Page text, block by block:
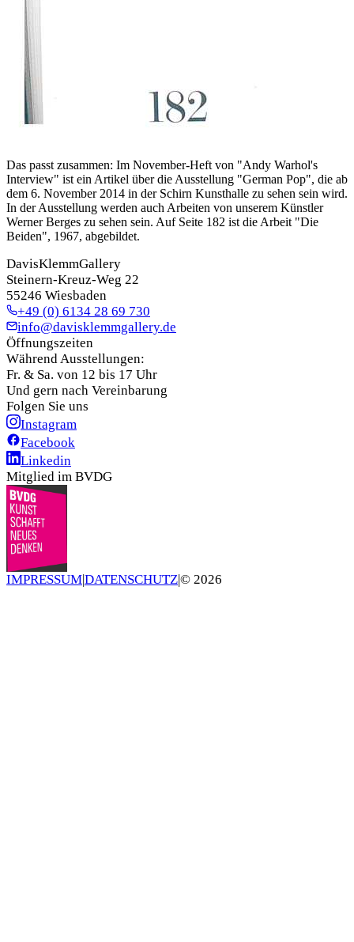
Das passt zusammen: Im November-Heft von "Andy Warhol's
Interview" ist ein Artikel über die Ausstellung "German Pop", die ab
dem 6. November 2014 in der Schirn Kunsthalle zu sehen sein wird.
In der Ausstellung werden auch Arbeiten von unserem Künstler
Werner Berges zu sehen sein. Auf Seite 182 ist die Arbeit "Die
Beiden", 1967, abgebildet.
DavisKlemmGallery
Steinern-Kreuz-Weg 22
55246 Wiesbaden
+49 (0) 6134 28 69 730
info@davisklemmgallery.de
Öffnungszeiten
Während Ausstellungen:
Fr. & Sa. von 12 bis 17 Uhr
Und gern nach Vereinbarung
Folgen Sie uns
Instagram
Facebook
Linkedin
Mitglied im BVDG
IMPRESSUM|DATENSCHUTZ|© 2026